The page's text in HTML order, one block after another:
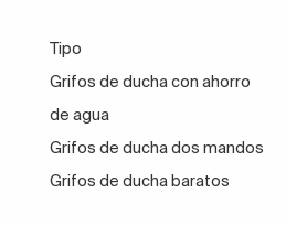
Tipo
Grifos de ducha con ahorro
de agua
Grifos de ducha dos mandos
Grifos de ducha baratos